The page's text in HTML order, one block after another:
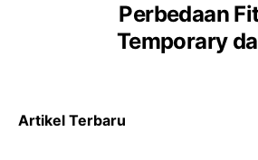
Perbedaan
Temporary
Artikel Terbaru